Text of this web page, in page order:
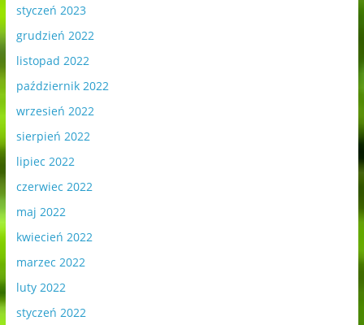
styczeń 2023
grudzień 2022
listopad 2022
październik 2022
wrzesień 2022
sierpień 2022
lipiec 2022
czerwiec 2022
maj 2022
kwiecień 2022
marzec 2022
luty 2022
styczeń 2022